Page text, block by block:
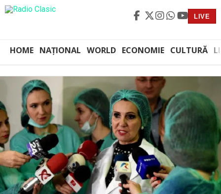
LIVE
HOME NAȚIONAL WORLD ECONOMIE CULTURĂ